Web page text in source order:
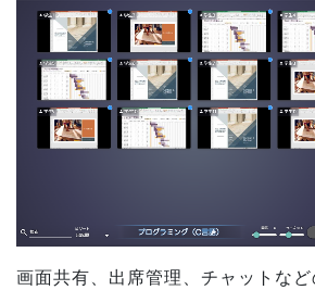
画面共有、出席管理、チャットなど